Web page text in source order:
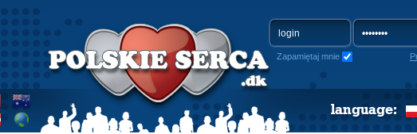
Zapamiętaj mnie
language: